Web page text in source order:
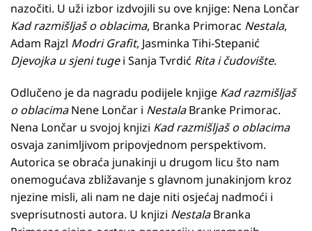
nazočiti. U uži izbor izdvojili su ove knjige: Nena Lončar
Kad razmišljaš o oblacima, Branka Primorac Nestala,
Adam Rajzl Modri Grafit, Jasminka Tihi-Stepanić
Djevojka u sjeni tugei Sanja Tvrdić Rita i čudovište.
Odlučeno je da nagradu podijele knjige Kad razmišljaš
o oblacimaNene Lončar i NestalaBranke Primorac.
Nena Lončar u svojoj knjizi Kad razmišljaš o oblacima
osvaja zanimljivom pripovjednom perspektivom.
Autorica se obraća junakinji u drugom licu što nam
onemogućava zbližavanje s glavnom junakinjom kroz
njezine misli, ali nam ne daje niti osjećaj nadmoći i
sveprisutnosti autora. U knjizi NestalaBranka